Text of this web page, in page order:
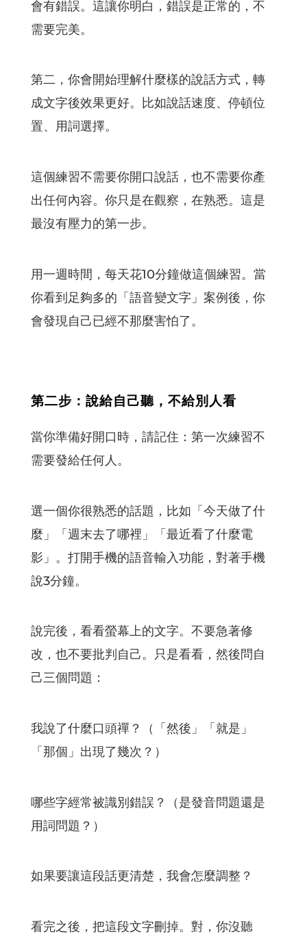
會有錯誤。這讓你明白，錯誤是正常的，不
需要完美。
第二，你會開始理解什麼樣的說話方式，轉
成文字後效果更好。比如說話速度、停頓位
置、用詞選擇。
這個練習不需要你開口說話，也不需要你產
出任何內容。你只是在觀察，在熟悉。這是
最沒有壓力的第一步。
用一週時間，每天花10分鐘做這個練習。當
你看到足夠多的「語音變文字」案例後，你
會發現自己已經不那麼害怕了。
第二步：說給自己聽，不給別人看
當你準備好開口時，請記住：第一次練習不
需要發給任何人。
選一個你很熟悉的話題，比如「今天做了什
麼」「週末去了哪裡」「最近看了什麼電
影」。打開手機的語音輸入功能，對著手機
說3分鐘。
說完後，看看螢幕上的文字。不要急著修
改，也不要批判自己。只是看看，然後問自
己三個問題：
我說了什麼口頭禪？（「然後」「就是」
「那個」出現了幾次？）
哪些字經常被識別錯誤？（是發音問題還是
用詞問題？）
如果要讓這段話更清楚，我會怎麼調整？
看完之後，把這段文字刪掉。對，你沒聽